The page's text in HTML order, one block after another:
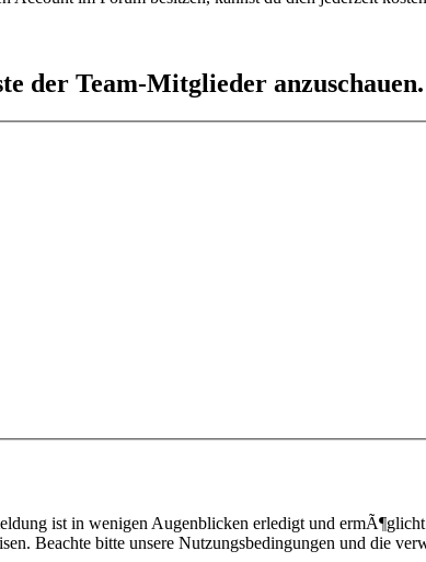
der Team-Mitglieder anzuschauen.
ist in wenigen Augenblicken erledigt und
Beachte bitte unsere Nutzungsbedingungen und die